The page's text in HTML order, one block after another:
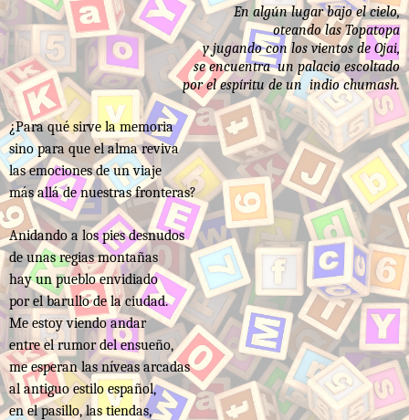
En algún lugar bajo el cielo,
oteando las Topatopa
y jugando con los vientos de Ojai,
se encuentra un palacio escoltado
por el espíritu de un indio chumash.
¿Para qué sirve la memoria
sino para que el alma reviva
las emociones de un viaje
más allá de nuestras fronteras?
Anidando a los pies desnudos
de unas regias montañas
hay un pueblo envidiado
por el barullo de la ciudad.
Me estoy viendo andar
entre el rumor del ensueño,
me esperan las níveas arcadas
al antiguo estilo español,
en el pasillo, las tiendas,